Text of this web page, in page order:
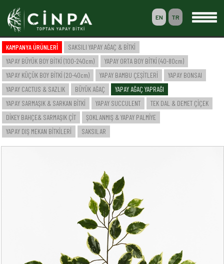
EN TR
SEPETİM
ÜYELİK
-- ANASAYFA --
-- KURUMSAL --
SAKSILI YAPAY AĞAÇ & BİTKİ
YAPAY KÜÇÜK BOY BİTKİ (20-40cm)
YAPAY BAMBU ÇEŞİTLERİ
YAPAY BONSAI
YAPAY CACTUS & SAZLIK
BÜYÜK AĞAÇ
YAPAY AĞAÇ YAPRAĞI
YAPAY SARMAŞIK & SARKAN BİTKİ
YAPAY SUCCULENT
KAMPANYA ÜRÜNLERİ
SAKSILI YAPAY AĞAÇ & BİTKİ
YAPAY BÜYÜK BOY BİTKİ (100-240cm)
YAPAY ORTA BOY BİTKİ (40-80cm)
YAPAY KÜÇÜK BOY BİTKİ (20-40cm)
YAPAY BAMBU ÇEŞİTLERİ
YAPAY BONSAI
YAPAY CACTUS & SAZLIK
BÜYÜK AĞAÇ
YAPAY AĞAÇ YAPRAĞI
YAPAY SARMAŞIK & SARKAN BİTKİ
YAPAY SUCCULENT
TEK DAL & DEMET ÇİÇEK
DİKEY BAHÇE& SARMAŞIK ÇİT
ŞOKLANMIŞ & YAPAY PALMİYE
YAPAY DIŞ MEKAN BİTKİLERİ
SAKSILAR